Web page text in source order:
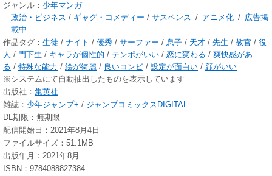
ジャンル： 少年マンガ
政治・ビジネス / ギャグ・コメディー / サスペンス / アニメ化 / 広告掲
載中
作品タグ： 生徒 / ナイト / 優秀 / サーファー / 息子 / 天才 / 先生 / 教官 / 役
人 / 門下生 / キャラが個性的 / テンポがいい / 恋に変わる / 爽快感があ
る / 特殊な能力 / 絵が綺麗 / 良いコンビ / 設定が面白い / 顔がいい
※システムにて自動抽出したものを表示しています
出版社： 集英社
雑誌： 少年ジャンプ+ / ジャンプコミックスDIGITAL
DL期限：無期限
配信開始日：2021年8月4日
ファイルサイズ：51.1MB
出版年月：2021年8月
ISBN：9784088827384